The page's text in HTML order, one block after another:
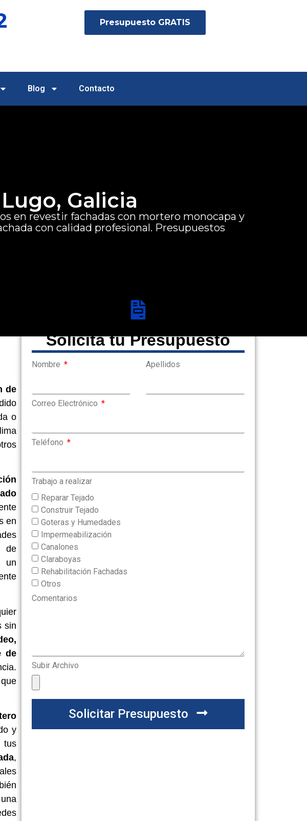
Presupuesto GRATIS
Blog Contacto
Galicia
en revestir fachadas con mortero monocapa y
con calidad profesional. Presupuestos
de
o
en
de
un
sin
de
y
tus
,
Solicita tu Presupuesto
Nombre Apellidos
Correo Electrónico
Teléfono
Trabajo a realizar
Reparar Tejado
Construir Tejado
Goteras y Humedades
Impermeabilización
Canalones
Claraboyas
Rehabilitación Fachadas
Otros
Comentarios
Subir Archivo
Solicitar Presupuesto